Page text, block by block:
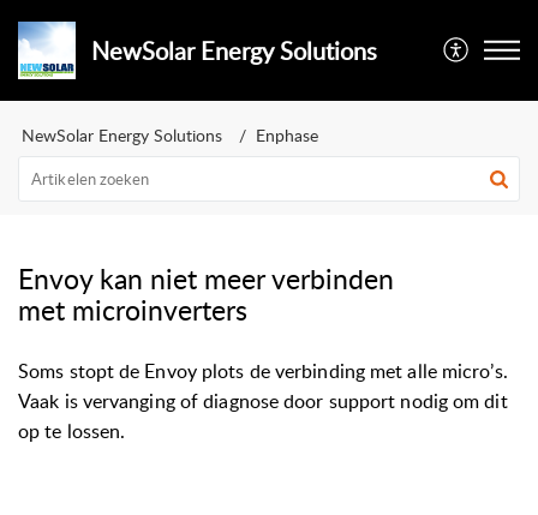
NewSolar Energy Solutions
NewSolar Energy Solutions Enphase
Envoy kan niet meer verbinden
met microinverters
Soms stopt de Envoy plots de verbinding met alle micro’s.
Vaak is vervanging of diagnose door support nodig om dit
op te lossen.